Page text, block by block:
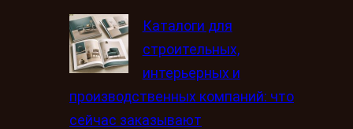
Каталоги для
строительных,
интерьерных и
производственных компаний: что
сейчас заказывают